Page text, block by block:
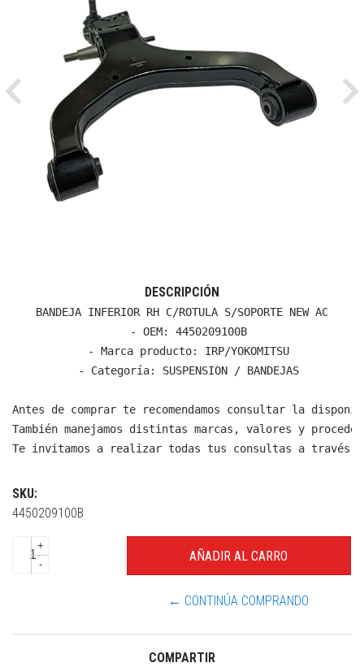
Previous
DESCRIPCIÓN
BANDEJA INFERIOR RH C/ROTULA S/SOPORTE NEW AC
  - OEM: 4450209100B
  - Marca producto: IRP/YOKOMITSU
  - Categoría: SUSPENSION / BANDEJAS
Antes de comprar te recomendamos consultar la
También manejamos distintas marcas, valores y
Te invitamos a realizar todas tus consultas a través
SKU:
4450209100B
+
-
← CONTINÚA COMPRANDO
COMPARTIR